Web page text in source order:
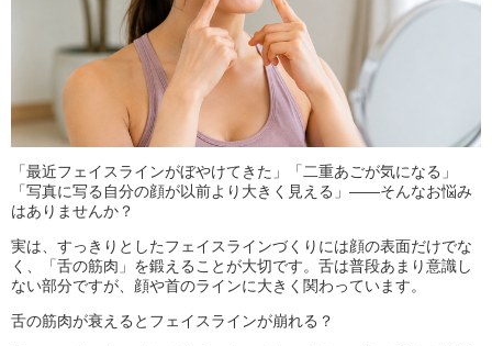
「最近フェイスラインがぼやけてきた」「二重あごが気になる」
「写真に写る自分の顔が以前より大きく見える」――そんなお悩み
はありませんか？
実は、すっきりとしたフェイスラインづくりには顔の表面だけでな
く、「舌の筋肉」を鍛えることが大切です。舌は普段あまり意識し
ない部分ですが、顔や首のラインに大きく関わっています。
舌の筋肉が衰えるとフェイスラインが崩れる？